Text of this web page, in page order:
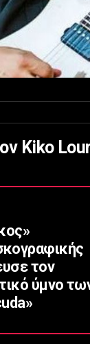
Kiko
τον
ύμνο